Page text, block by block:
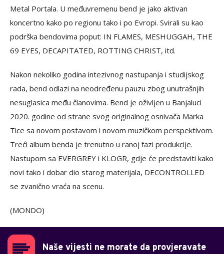
Metal Portala. U međuvremenu bend je jako aktivan
koncertno kako po regionu tako i po Evropi. Svirali su kao
podrška bendovima poput: IN FLAMES, MESHUGGAH, THE
69 EYES, DECAPITATED, ROTTING CHRIST, itd.
Nakon nekoliko godina intezivnog nastupanja i studijskog
rada, bend odlazi na neodređenu pauzu zbog unutrašnjih
nesuglasica među članovima. Bend je oživljen u Banjaluci
2020. godine od strane svog originalnog osnivača Marka
Tice sa novom postavom i novom muzičkom perspektivom.
Treći album benda je trenutno u ranoj fazi produkcije.
Nastupom sa EVERGREY i KLOGR, gdje će predstaviti kako
novi tako i dobar dio starog materijala, DECONTROLLED
se zvanično vraća na scenu.
(MONDO)
Naše vijesti ne morate da provjeravate